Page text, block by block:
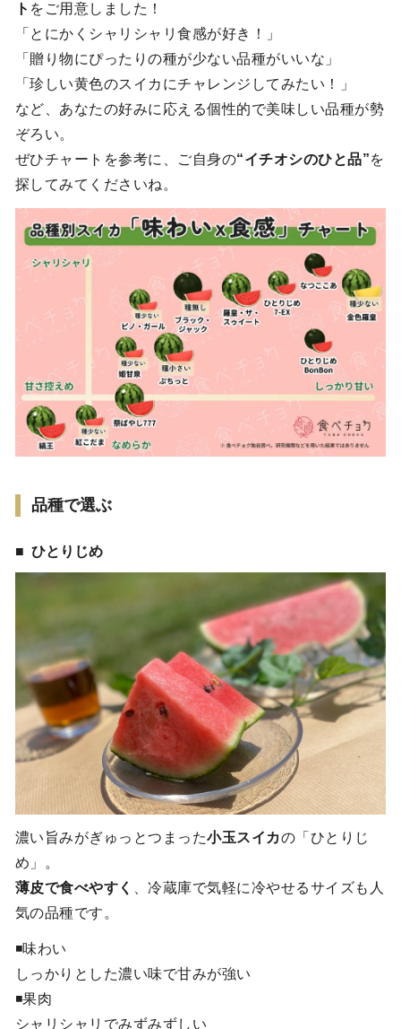
ト をご用意しました！
「とにかくシャリシャリ食感が好き！」
「贈り物にぴったりの種が少ない品種がいいな」
「珍しい黄色のスイカにチャレンジしてみたい！」
など、あなたの好みに応える個性的で美味しい品種が勢
ぞろい。
ぜひチャートを参考に、ご自身の“イチオシのひと品”を
探してみてくださいね。
品種で選ぶ
ひとりじめ
濃い旨みがぎゅっとつまった小玉スイカの「ひとりじ
め」。
薄皮で食べやすく 、冷蔵庫で気軽に冷やせるサイズも人
気の品種です。
◾️味わい
しっかりとした濃い味で甘みが強い
◾️果肉
シャリシャリでみずみずしい